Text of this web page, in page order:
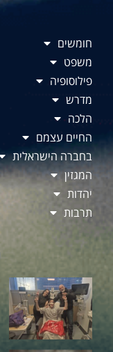
חומשים
משפט
פילוסופיה
מדרש
הלכה
החיים עצמם
בחברה הישראלית
המגזין
יהדות
תרבות